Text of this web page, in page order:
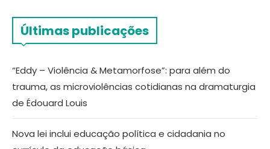
Últimas publicações
“Eddy – Violência & Metamorfose”: para além do
trauma, as microviolências cotidianas na dramaturgia
de Édouard Louis
Nova lei inclui educação política e cidadania no